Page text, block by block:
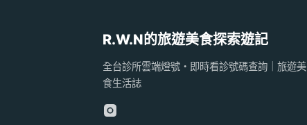
R.W.N的旅遊美食探索遊記
全台診所雲端燈號・即時看診號碼查詢｜旅遊美
食生活誌